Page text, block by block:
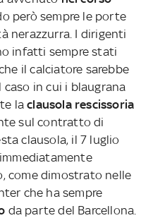
però sempre le porte
nerazzurra. I dirigenti
infatti sempre stati
il calciatore sarebbe
in cui i blaugrana
laclausola rescissoria
sul contratto di
clausola, il 7 luglio
come dimostrato nelle
che ha sempre
da parte del Barcellona.